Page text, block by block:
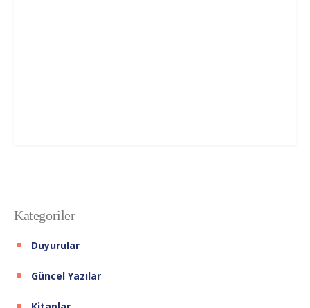
Kategoriler
Duyurular
Güncel Yazılar